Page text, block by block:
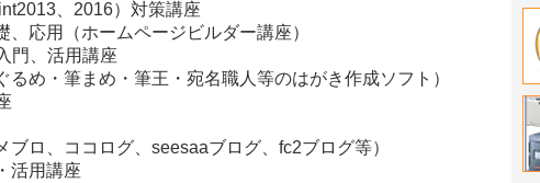
、2016）対策講座
、応用（ホームページビルダー講座）
門、活用講座
るめ・筆まめ・筆王・宛名職人等のはがき作成ソフト）
ブロ、ココログ、seesaaブログ、fc2ブログ等）
活用講座